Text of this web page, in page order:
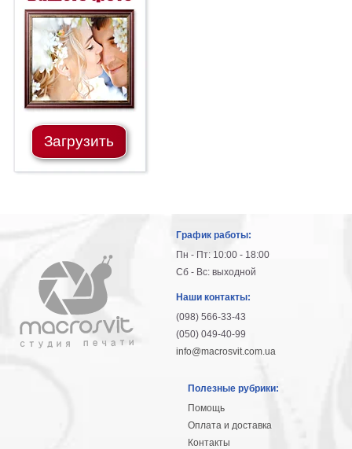
Загрузить
График работы:
Пн - Пт: 10:00 - 18:00
Сб - Вс: выходной
Наши контакты:
(098) 566-33-43
(050) 049-40-99
info@macrosvit.com.ua
Полезные рубрики:
Помощь
Оплата и доставка
Контакты